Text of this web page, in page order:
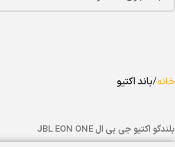
خانه باند اکتیو
بلندگو اکتیو جی بی ال JBL EON ONE